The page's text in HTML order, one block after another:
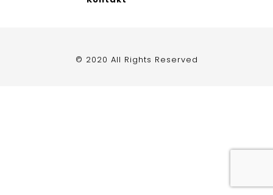
© 2020 All Rights Reserved